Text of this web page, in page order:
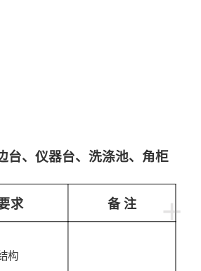
台、仪器台、洗涤池、角柜
+
求 备 注
构